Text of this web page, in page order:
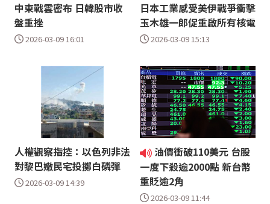
中東戰雲密布 日韓股市收
盤重挫
2026-03-09 16:01
日本工業感受美伊戰爭衝擊
玉木雄一郎促重啟所有核電
2026-03-09 15:13
人權觀察指控：以色列非法
對黎巴嫩民宅投擲白磷彈
2026-03-09 14:39
油價衝破110美元 台股
一度下殺逾2000點 新台幣
重貶逾2角
2026-03-09 11:44